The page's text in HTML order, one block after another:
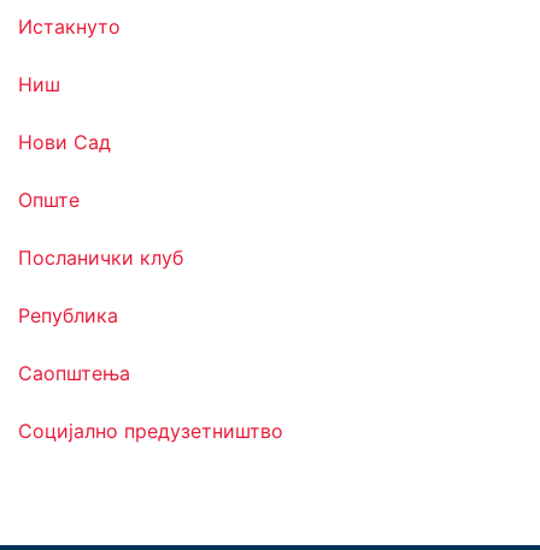
Истакнуто
Ниш
Нови Сад
Опште
Посланички клуб
Република
Саопштења
Социјално предузетништво